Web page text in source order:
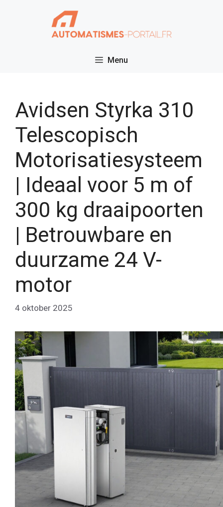
Menu
Avidsen Styrka 310
Telescopisch
Motorisatiesysteem
| Ideaal voor 5 m of
300 kg draaipoorten
| Betrouwbare en
duurzame 24 V-
motor
4 oktober 2025